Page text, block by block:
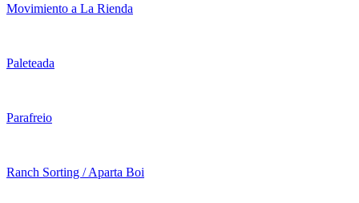
Movimiento a La Rienda
Paleteada
Parafreio
Ranch Sorting / Aparta Boi